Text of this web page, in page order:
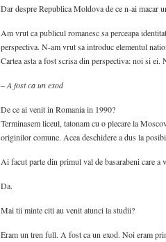
Dar despre Republica Moldova de ce n-ai macar
Am vrut ca publicul romanesc sa perceapa
perspectiva. N-am vrut sa introduc elementul
Cartea asta a fost scrisa din perspectiva: noi si
– A fost ca un exod
De ce ai venit in Romania in 1990?
Terminasem liceul, tatonam cu o plecare la
originilor comune. Acea deschidere a dus la
Ai facut parte din primul val de basarabeni care a
Da.
Mai tii minte citi au venit atunci la studii?
Eram un tren full. A fost ca un exod. Noi eram